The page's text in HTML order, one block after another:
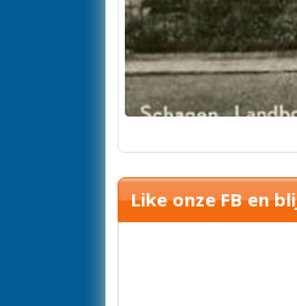
Like onze FB en